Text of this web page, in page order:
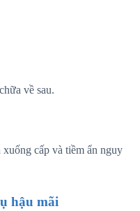
về sau.
cấp và tiềm ẩn nguy
hậu mãi